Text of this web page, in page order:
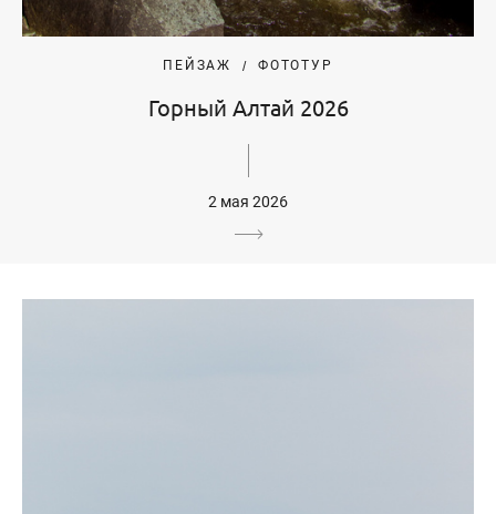
ПЕЙЗАЖ ФОТОТУР
Горный Алтай 2026
2 мая 2026